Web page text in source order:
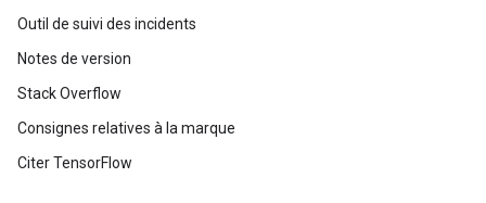
Outil de suivi des incidents
Notes de version
Stack Overflow
Consignes relatives à la marque
Citer TensorFlow